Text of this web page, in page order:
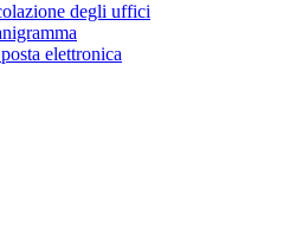
degli uffici
elettronica